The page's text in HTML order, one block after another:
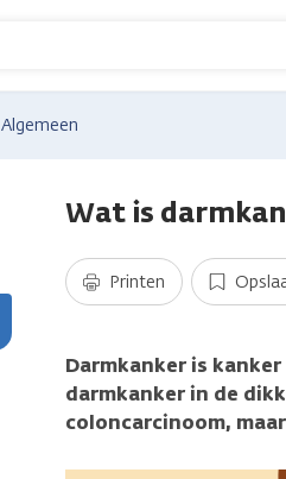
Algemeen
Wat is
Printen
Darmkanker is
darmkanker in de
coloncarcinoom,